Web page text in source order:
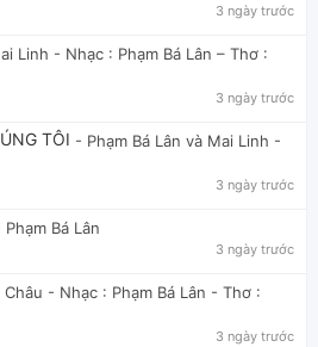
3 ngày trước
Linh - Nhạc : Phạm Bá Lân – Thơ :
3 ngày trước
TÔI - Phạm Bá Lân và Mai Linh -
3 ngày trước
Phạm Bá Lân
3 ngày trước
- Nhạc : Phạm Bá Lân - Thơ :
3 ngày trước